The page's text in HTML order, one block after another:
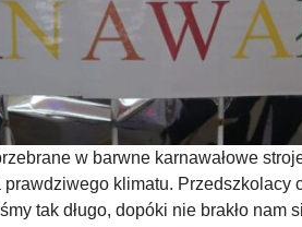
w barwne karnawałowe
klimatu.
tak długo, dopóki nie brakło nam